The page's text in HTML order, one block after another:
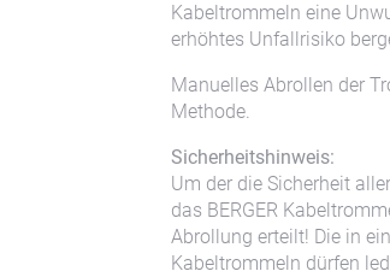
Kabeltrommeln eine
erhöhtes Unfallrisiko
Manuelles Abrollen der
Methode.
Sicherheitshinweis:
Um der die Sicherheit
das BERGER
Abrollung erteilt! Die in
Kabeltrommeln dürfen